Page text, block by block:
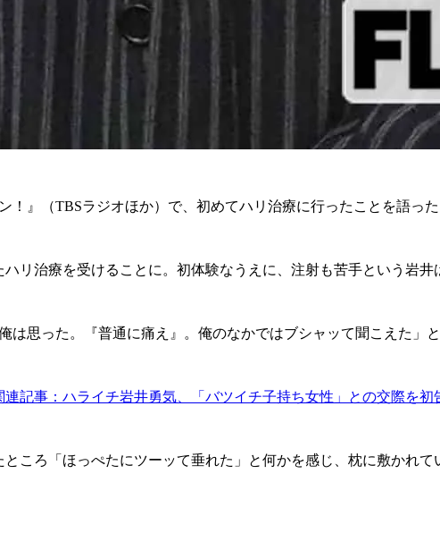
』（TBSラジオほか）で、初めてハリ治療に行ったことを語った
リ治療を受けることに。初体験なうえに、注射も苦手という岩井
思った。『普通に痛え』。俺のなかではブシャッて聞こえた」と
連記事：ハライチ岩井勇気、「バツイチ子持ち女性」との交際を初
ころ「ほっぺたにツーッて垂れた」と何かを感じ、枕に敷かれ